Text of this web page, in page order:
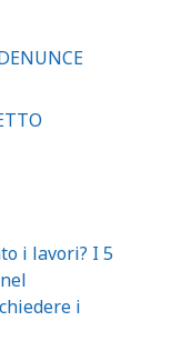
i lavori? I 5
i